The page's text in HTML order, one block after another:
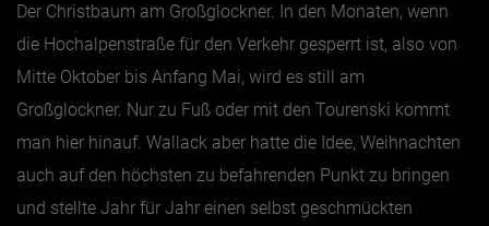
Der Christbaum am Großglockner. In den Monaten, wenn
die Hochalpenstraße für den Verkehr gesperrt ist, also von
Mitte Oktober bis Anfang Mai, wird es still am
Großglockner. Nur zu Fuß oder mit den Tourenski kommt
man hier hinauf. Wallack aber hatte die Idee, Weihnachten
auch auf den höchsten zu befahrenden Punkt zu bringen
und stellte Jahr für Jahr einen selbst geschmückten